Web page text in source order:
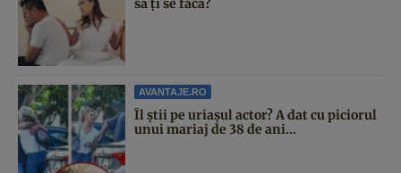
să ți se facă?
AVANTAJE.RO
Îl știi pe uriașul actor? A dat cu piciorul
unui mariaj de 38 de ani...